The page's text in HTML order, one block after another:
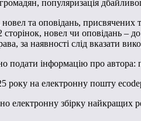
популяризація
новел та оповідань,
сторінок, новел чи оповідань –
за наявності слід вказати
подати інформацію про
року на електронну пошту
електронну збірку